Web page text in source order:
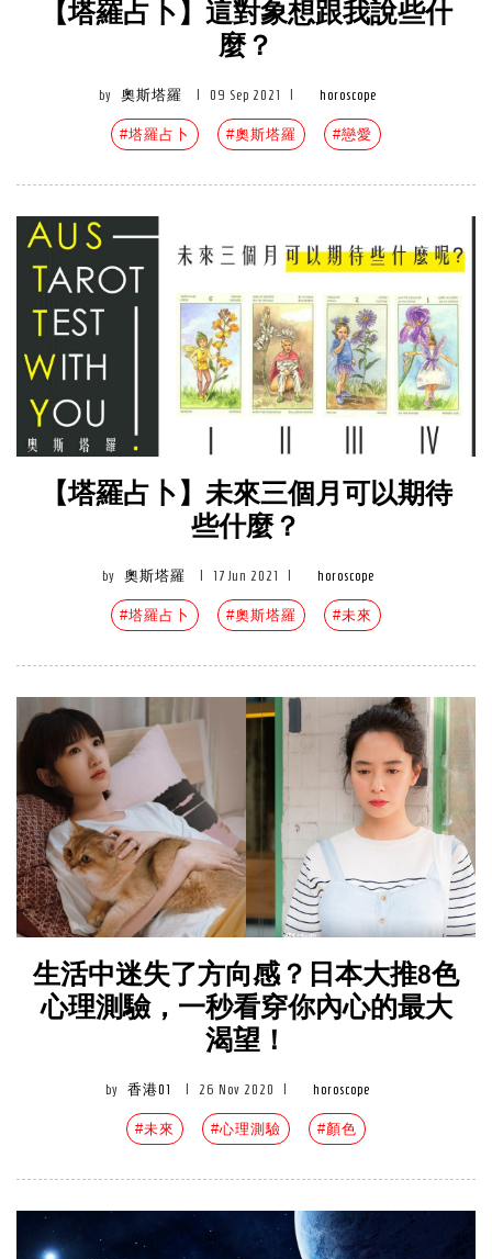
【塔羅占卜】這對象想跟我說些什
麼？
by 奧斯塔羅 09 Sep 2021 horoscope
#塔羅占卜 #奧斯塔羅 #戀愛
【塔羅占卜】未來三個月可以期待
些什麼？
by 奧斯塔羅 17 Jun 2021 horoscope
#塔羅占卜 #奧斯塔羅 #未來
生活中迷失了方向感？日本大推8色
心理測驗，一秒看穿你內心的最大
渴望！
by 香港01 26 Nov 2020 horoscope
#未來 #心理測驗 #顏色